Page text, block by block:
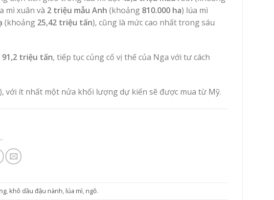
mì xuân và 2 triệu mẫu Anh (khoảng 810.000 ha) lúa mì
(khoảng 25,42 triệu tấn), cũng là mức cao nhất trong sáu
91,2 triệu tấn, tiếp tục củng cố vị thế của Nga với tư cách
), với ít nhất một nửa khối lượng dự kiến sẽ được mua từ Mỹ.
, khô dầu đậu nành, lúa mì, ngô.